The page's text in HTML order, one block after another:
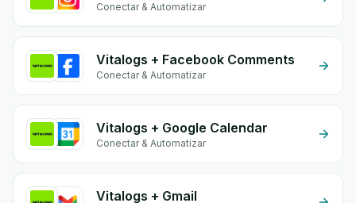
Conectar & Automatizar
Vitalogs + Facebook Comments
Conectar & Automatizar
Vitalogs + Google Calendar
Conectar & Automatizar
Vitalogs + Gmail